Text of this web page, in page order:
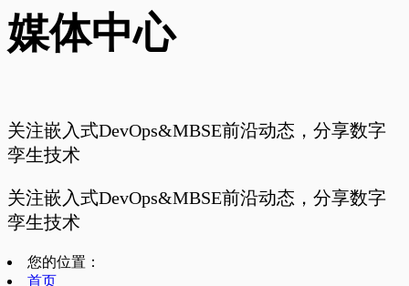
媒体中心
关注嵌入式DevOps&MBSE前沿动态，分享数字
孪生技术
关注嵌入式DevOps&MBSE前沿动态，分享数字
孪生技术
您的位置：
首页